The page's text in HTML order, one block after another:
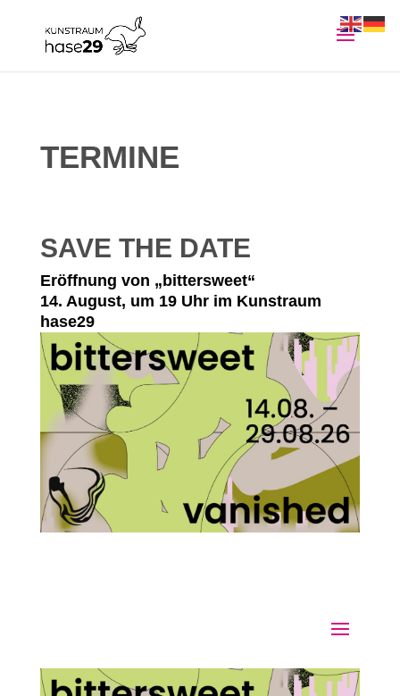
TERMINE
SAVE THE DATE
Eröffnung von „bittersweet“
14. August, um 19 Uhr im Kunstraum
hase29